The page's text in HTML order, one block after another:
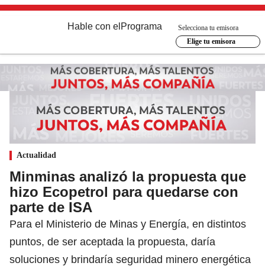
Hable con el Programa
Selecciona tu emisora
Elige tu emisora
Actualidad
Minminas analizó la propuesta que
hizo Ecopetrol para quedarse con
parte de ISA
Para el Ministerio de Minas y Energía, en distintos
puntos, de ser aceptada la propuesta, daría
soluciones y brindaría seguridad minero energética